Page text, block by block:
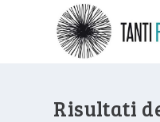
Risultati